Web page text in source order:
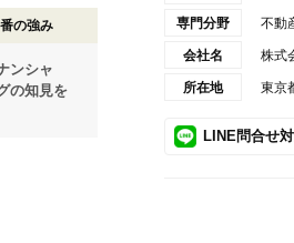
の強み
ンシャ
の知見を
専門分野 不動
会社名 株式
所在地 東京
LINE問合せ